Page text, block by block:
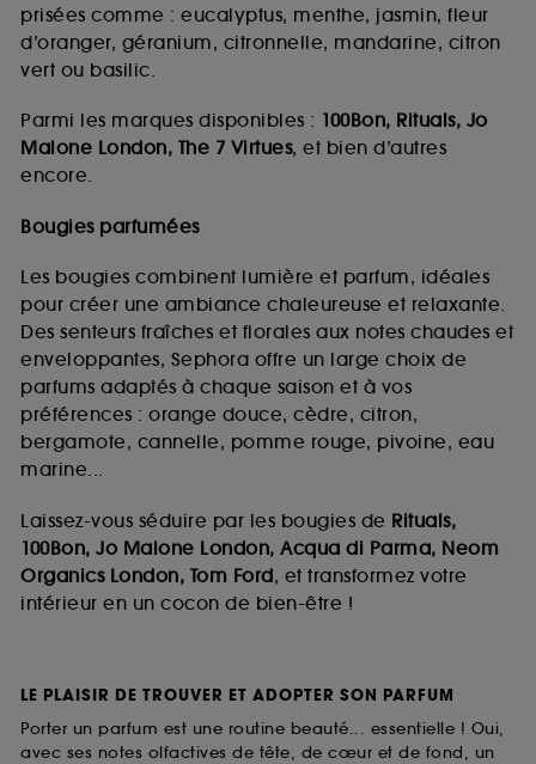
prisées comme : eucalyptus, menthe, jasmin, fleur
d’oranger, géranium, citronnelle, mandarine, citron
vert ou basilic.
Parmi les marques disponibles : 100Bon, Rituals, Jo
Malone London, The 7 Virtues, et bien d’autres
encore.
Bougies parfumées
Les bougies combinent lumière et parfum, idéales
pour créer une ambiance chaleureuse et relaxante.
Des senteurs fraîches et florales aux notes chaudes et
enveloppantes, Sephora offre un large choix de
parfums adaptés à chaque saison et à vos
préférences : orange douce, cèdre, citron,
bergamote, cannelle, pomme rouge, pivoine, eau
marine...
Laissez-vous séduire par les bougies de Rituals,
100Bon, Jo Malone London, Acqua di Parma, Neom
Organics London, Tom Ford, et transformez votre
intérieur en un cocon de bien-être !
LE PLAISIR DE TROUVER ET ADOPTER SON PARFUM
Porter un parfum est une routine beauté... essentielle ! Oui,
avec ses notes olfactives de tête, de cœur et de fond, un